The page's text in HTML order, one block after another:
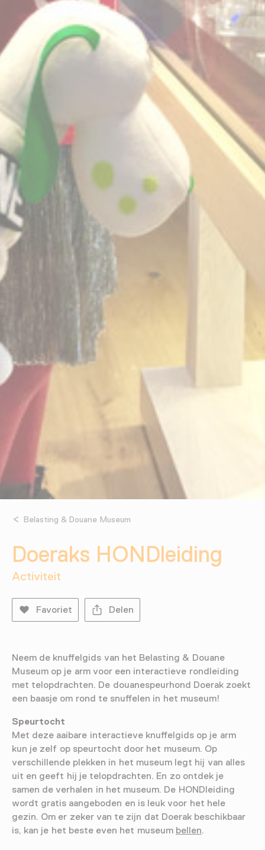
Belasting & Douane Museum
Doeraks HONDleiding
Activiteit
Favoriet Delen
Neem de knuffelgids van het Belasting & Douane
Museum op je arm voor een interactieve rondleiding
met telopdrachten. De douanespeurhond Doerak zoekt
een baasje om rond te snuffelen in het museum!
Speurtocht
Met deze aaibare interactieve knuffelgids op je arm
kun je zelf op speurtocht door het museum. Op
verschillende plekken in het museum legt hij van alles
uit en geeft hij je telopdrachten. En zo ontdek je
samen de verhalen in het museum. De HONDleiding
wordt gratis aangeboden en is leuk voor het hele
gezin. Om er zeker van te zijn dat Doerak beschikbaar
is, kan je het beste even het museum bellen.